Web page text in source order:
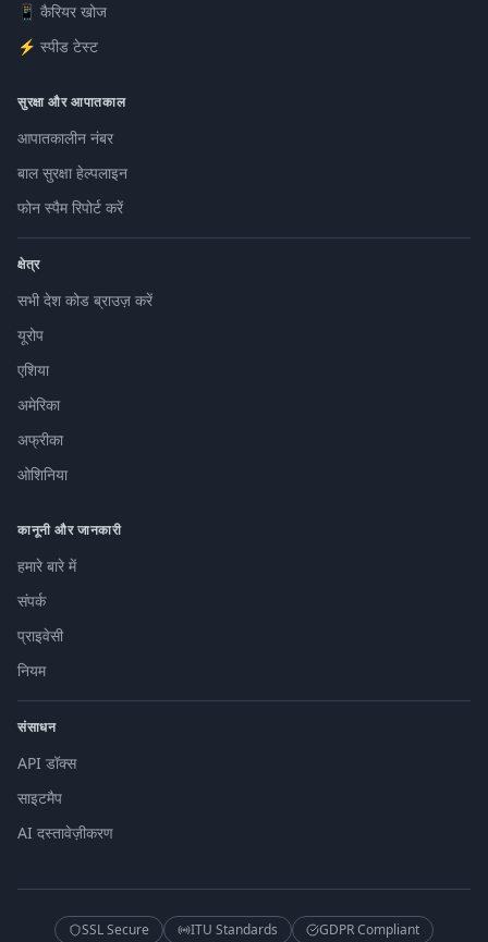
📱 कैरियर खोज
⚡ स्पीड टेस्ट
सुरक्षा और आपातकाल
आपातकालीन नंबर
बाल सुरक्षा हेल्पलाइन
फोन स्पैम रिपोर्ट करें
क्षेत्र
सभी देश कोड ब्राउज़ करें
यूरोप
एशिया
अमेरिका
अफ्रीका
ओशिनिया
कानूनी और जानकारी
हमारे बारे में
संपर्क
प्राइवेसी
नियम
संसाधन
API डॉक्स
साइटमैप
AI दस्तावेज़ीकरण
SSL Secure ITU Standards GDPR Compliant